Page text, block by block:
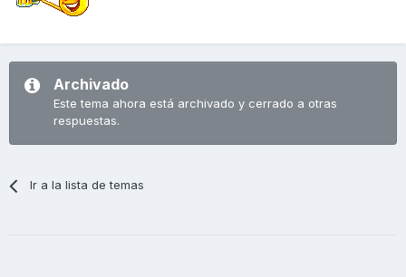
Archivado
Este tema ahora está archivado y cerrado a otras
respuestas.
Ir a la lista de temas